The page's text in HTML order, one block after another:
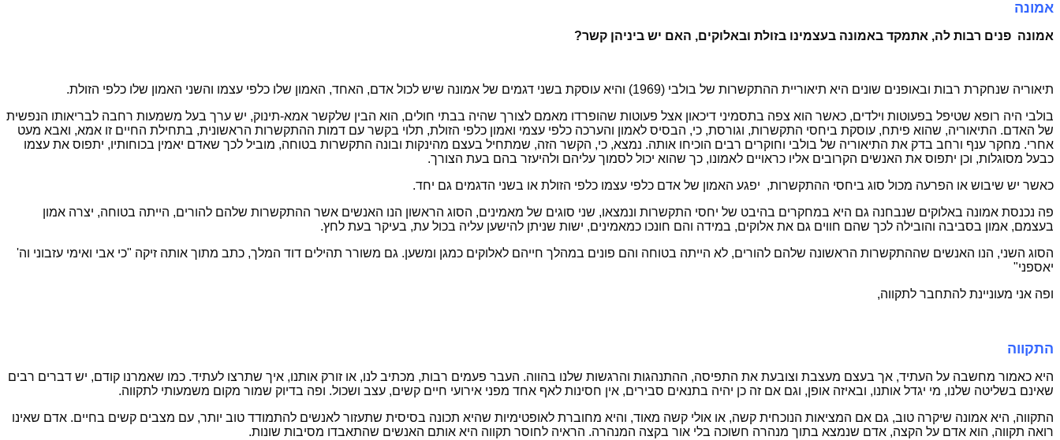
אמונה
אמונה פנים רבות לה, אתמקד באמונה בעצמינו בזולת ובאלוקים, האם יש ביניהן קשר?
תיאוריה שנחקרת רבות ובאופנים שונים היא תיאוריית ההתקשרות של בולבי (1969) והיא עוסקת בשני דגמים של אמונה שיש לכול אדם, האחד, האמון שלו כלפי עצמו והשני האמון שלו כלפי הזולת.
בולבי היה רופא שטיפל בפעוטות וילדים, כאשר הוא צפה בתסמיני דיכאון אצל פעוטות שהופרדו מאמם לצורך שהיה בבתי חולים, הוא הבין שלקשר אמא-תינוק, יש ערך בעל משמעות רחבה לבריאותו הנפשית
של האדם. התיאוריה, שהוא פיתח, עוסקת ביחסי התקשרות, וגורסת, כי, הבסיס לאמון והערכה כלפי עצמי ואמון כלפי הזולת, תלוי בקשר עם דמות ההתקשרות הראשונית, בתחילת החיים זו אמא, ואבא מעט
אחרי. מחקר ענף ורחב בדק את התיאוריה של בולבי וחוקרים רבים הוכיחו אותה. נמצא, כי, הקשר הזה, שמתחיל בעצם מהינקות ובונה התקשרות בטוחה, מוביל לכך שאדם יאמין בכוחותיו, יתפוס את עצמו
כבעל מסוגלות, וכן יתפוס את האנשים הקרובים אליו כראויים לאמונו, כך שהוא יכול לסמוך עליהם ולהיעזר בהם בעת הצורך.
כאשר יש שיבוש או הפרעה מכול סוג ביחסי ההתקשרות, יפגע האמון של אדם כלפי עצמו כלפי הזולת או בשני הדגמים גם יחד.
פה נכנסת אמונה באלוקים שנבחנה גם היא במחקרים בהיבט של יחסי התקשרות ונמצאו, שני סוגים של מאמינים, הסוג הראשון הנו האנשים אשר ההתקשרות שלהם להורים, הייתה בטוחה, יצרה אמון
בעצמם, אמון בסביבה והובילה לכך שהם חווים גם את אלוקים, במידה והם חונכו כמאמינים, ישות שניתן להישען עליה בכול עת, בעיקר בעת לחץ.
הסוג השני, הנו האנשים שההתקשרות הראשונה שלהם להורים, לא הייתה בטוחה והם פונים במהלך חייהם לאלוקים כמגן ומשען. גם משורר תהילים דוד המלך, כתב מתוך אותה זיקה "כי אבי ואימי עזבוני וה'
יאספני"
ופה אני מעוניינת להתחבר לתקווה,
התקווה
היא כאמור מחשבה על העתיד, אך בעצם מעצבת וצובעת את התפיסה, ההתנהגות והרגשות שלנו בהווה. העבר פעמים רבות, מכתיב לנו, או זורק אותנו, איך שתרצו לעתיד. כמו שאמרנו קודם, יש דברים רבים
שאינם בשליטה שלנו, מי יגדל אותנו, ובאיזה אופן, וגם אם זה כן יהיה בתנאים סבירים, אין חסינות לאף אחד מפני אירועי חיים קשים, עצב ושכול. ופה בדיוק שמור מקום משמעותי לתקווה.
התקווה, היא אמונה שיקרה טוב, גם אם המציאות הנוכחית קשה, או אולי קשה מאוד, והיא מחוברת לאופטימיות שהיא תכונה בסיסית שתעזור לאנשים להתמודד טוב יותר, עם מצבים קשים בחיים. אדם שאינו
רואה תקווה, הוא אדם על הקצה, אדם שנמצא בתוך מנהרה חשוכה בלי אור בקצה המנהרה. הראיה לחוסר תקווה היא אותם האנשים שהתאבדו מסיבות שונות.